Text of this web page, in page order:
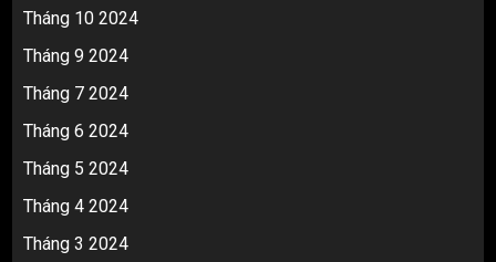
Tháng 10 2024
Tháng 9 2024
Tháng 7 2024
Tháng 6 2024
Tháng 5 2024
Tháng 4 2024
Tháng 3 2024